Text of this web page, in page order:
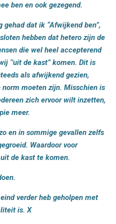
ben en ook gezegend.
dat ik “Afwijkend ben”,
hebben dat hetero zijn de
die wel heel accepterend
‘’uit de kast” komen. Dit is
als afwijkend gezien,
moeten zijn. Misschien is
zich ervoor wilt inzetten,
meer.
en in sommige gevallen zelfs
Waardoor voor
de kast te komen.
verder heb geholpen met
is. X